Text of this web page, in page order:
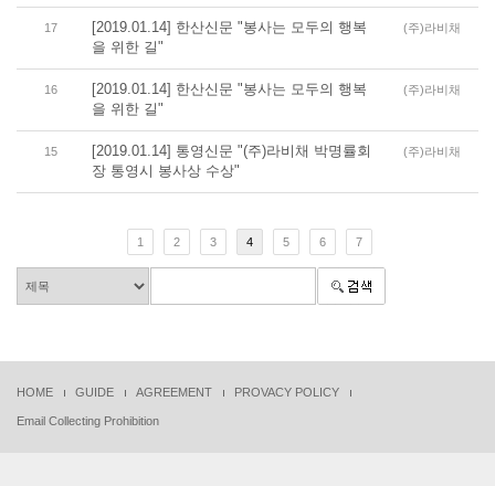
17
[2019.01.14] 한산신문 "봉사는 모두의 행복
을 위한 길"
(주)라비채
16
[2019.01.14] 한산신문 "봉사는 모두의 행복
을 위한 길"
(주)라비채
15
[2019.01.14] 통영신문 "(주)라비채 박명률회
장 통영시 봉사상 수상"
(주)라비채
1 2 3 4 5 6 7
HOME GUIDE AGREEMENT PROVACY POLICY
Email Collecting Prohibition